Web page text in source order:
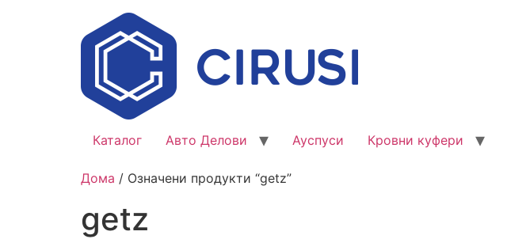
Каталог Авто Делови Ауспуси Кровни куфери
Дома / Означени продукти “getz”
getz